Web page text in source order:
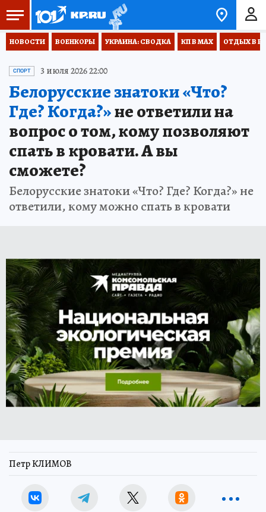
НОВОСТИ ВОЕНКОРЫ УКРАИНА: СВОДКА КП В МАХ ОТДЫХ В
СПОРТ 3 июля 2026 22:00
Белорусские знатоки «Что?
Где? Когда?»не ответили на
вопрос о том, кому позволяют
спать в кровати. А вы
сможете?
Белорусские знатоки «Что? Где? Когда?» не
ответили, кому можно спать в кровати
Петр КЛИМОВ